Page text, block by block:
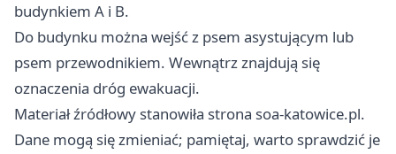
budynkiem A i B.
Do budynku można wejść z psem asystującym lub
psem przewodnikiem. Wewnątrz znajdują się
oznaczenia dróg ewakuacji.
Materiał źródłowy stanowiła strona soa-katowice.pl.
Dane mogą się zmieniać; pamiętaj, warto sprawdzić je